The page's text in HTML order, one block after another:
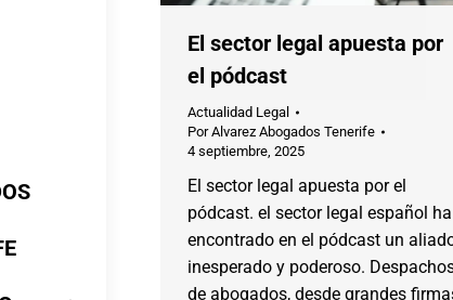
El sector legal apuesta por
el pódcast
Actualidad Legal
PorAlvarez Abogados Tenerife
4 septiembre, 2025
El sector legal apuesta por el
pódcast. el sector legal español ha
encontrado en el pódcast un
inesperado y poderoso.
de abogados, desde grandes